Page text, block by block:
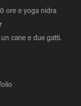
ore e yoga nidra
cane e due gatti.